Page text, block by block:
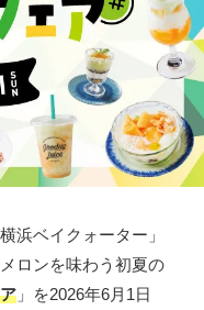
浜ベイクォーター」
ロンを味わう初夏の
」を2026年6月1日